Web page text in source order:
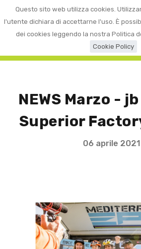
Questo sito web utilizza cookies.
l'utente dichiara di accettarne l'uso. È
dei cookies leggendo la nostra Politica
Cookie Policy
☰
NEWS Marzo -
Superior
06 aprile 2021